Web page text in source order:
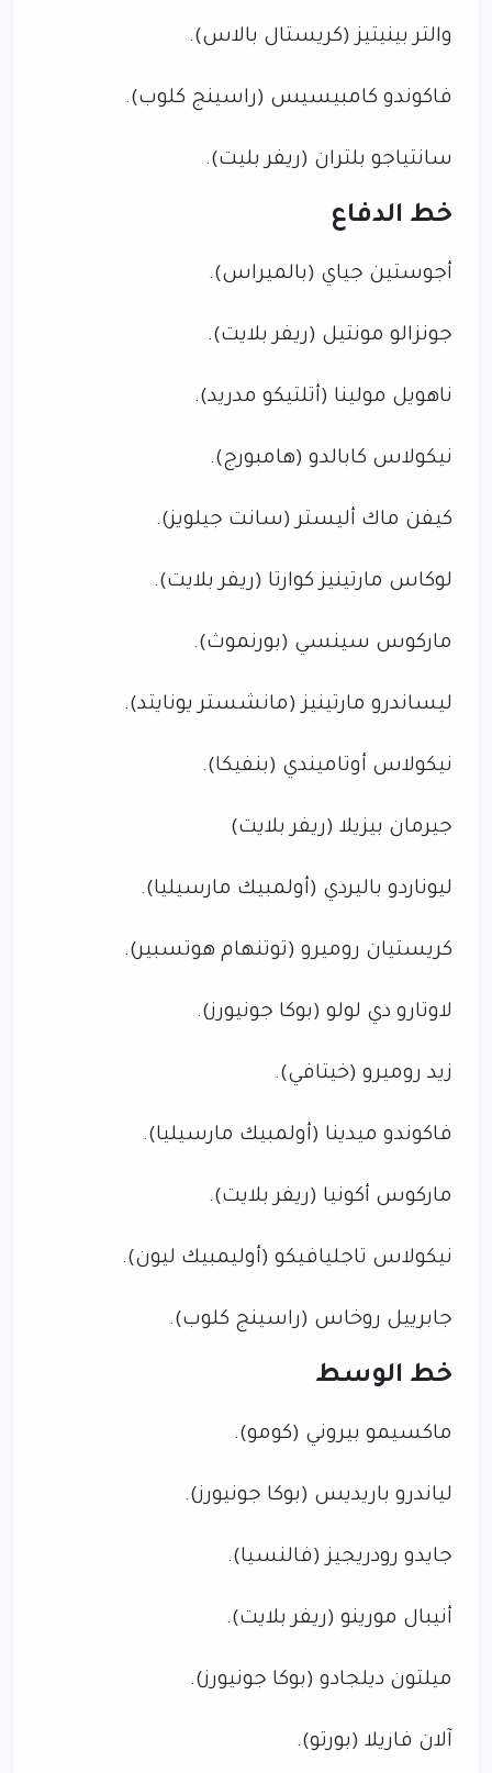
والتر بينيتيز (كريستال بالاس).
فاكوندو كامبيسيس (راسينج كلوب).
سانتياجو بلتران (ريفر بليت).
خط الدفاع
أجوستين جياي (بالميراس).
جونزالو مونتيل (ريفر بلايت).
ناهويل مولينا (أتلتيكو مدريد).
نيكولاس كابالدو (هامبورج).
كيفن ماك أليستر (سانت جيلويز).
لوكاس مارتينيز كوارتا (ريفر بلايت).
ماركوس سينسي (بورنموث).
ليساندرو مارتينيز (مانشستر يونايتد).
نيكولاس أوتاميندي (بنفيكا).
جيرمان بيزيلا (ريفر بلايت)
ليوناردو باليردي (أولمبيك مارسيليا).
كريستيان روميرو (توتنهام هوتسبير).
لاوتارو دي لولو (بوكا جونيورز).
زيد روميرو (خيتافي).
فاكوندو ميدينا (أولمبيك مارسيليا).
ماركوس أكونيا (ريفر بلايت).
نيكولاس تاجليافيكو (أوليمبيك ليون).
جابرييل روخاس (راسينج كلوب).
خط الوسط
ماكسيمو بيروني (كومو).
لياندرو باريديس (بوكا جونيورز).
جايدو رودريجيز (فالنسيا).
أنيبال مورينو (ريفر بلايت).
ميلتون ديلجادو (بوكا جونيورز).
آلان فاريلا (بورتو).